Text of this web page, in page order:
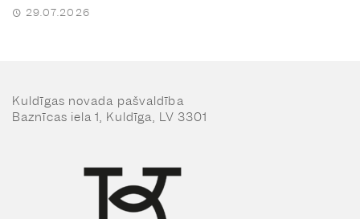
29.07.2026
Kuldīgas novada pašvaldība
Baznīcas iela 1, Kuldīga, LV 3301